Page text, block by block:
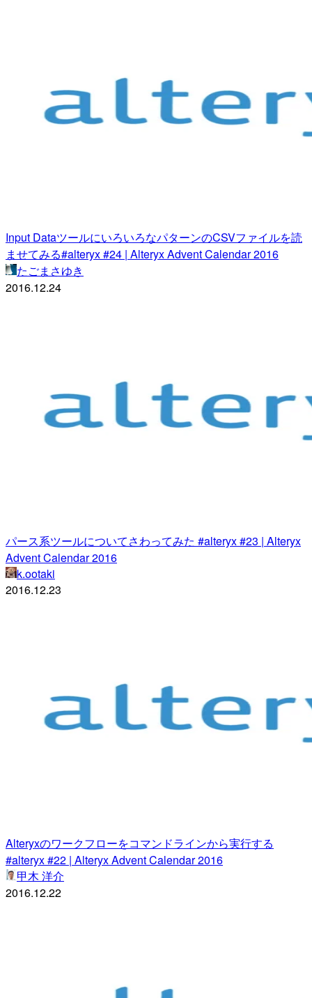
Input DataツールにいろいろなパターンのCSVファイルを読
ませてみる#alteryx #24 | Alteryx Advent Calendar 2016
たごまさゆき
2016.12.24
パース系ツールについてさわってみた #alteryx #23 | Alteryx
Advent Calendar 2016
k.ootaki
2016.12.23
Alteryxのワークフローをコマンドラインから実行する
#alteryx #22 | Alteryx Advent Calendar 2016
甲木 洋介
2016.12.22